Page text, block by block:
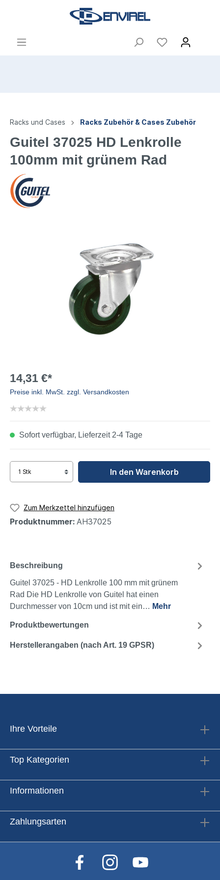
Racks und Cases Racks Zubehör & Cases Zubehör
Guitel 37025 HD Lenkrolle
100mm mit grünem Rad
14,31 €*
Preise inkl. MwSt. zzgl. Versandkosten
Sofort verfügbar, Lieferzeit 2-4 Tage
In den Warenkorb
Zum Merkzettel hinzufügen
Produktnummer: AH37025
Beschreibung
Guitel 37025 - HD Lenkrolle 100 mm mit grünem
Rad Die HD Lenkrolle von Guitel hat einen
Durchmesser von 10cm und ist mit ein… Mehr
Produktbewertungen
Herstellerangaben (nach Art. 19 GPSR)
Ihre Vorteile
Top Kategorien
Informationen
Zahlungsarten